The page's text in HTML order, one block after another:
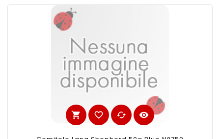
shopping_cart favorite_border cached visibility